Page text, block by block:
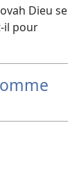
Dieu se
il pour